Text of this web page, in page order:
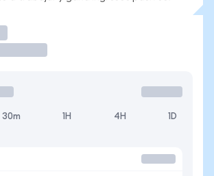
30m 1H 4H 1D